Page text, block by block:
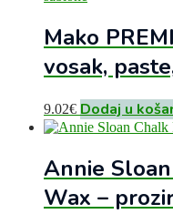
Mako
vosak,
9.02€ Dodaj u
Annie
Wax –